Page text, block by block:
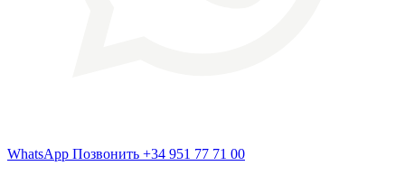
WhatsApp Позвонить +34 951 77 71 00